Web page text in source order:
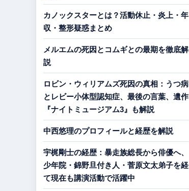
カノックスターとは？活動休止・炎上・年
収・整形疑惑まとめ
メルエムの死因とコムギとの最期を徹底解
説
ロビン・ウィリアムズ死因の真相：うつ病
とレビー小体型認知症、最後の言葉、遺作
『ナイトミュージアム3』も解説
中西悠理のプロフィールと経歴を解説
宇梶剛士の経歴：暴走族総長から俳優へ、
少年院・錦野旦付き人・菅原文太弟子を経
て現在も講演活動で活躍中